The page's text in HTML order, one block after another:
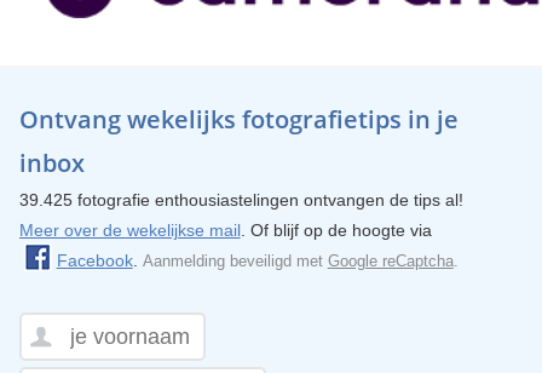
Ontvang wekelijks fotografietips in je
inbox
39.425 fotografie enthousiastelingen ontvangen de tips al!
Meer over de wekelijkse mail. Of blijf op de hoogte via
Facebook. Aanmelding beveiligd met Google reCaptcha.